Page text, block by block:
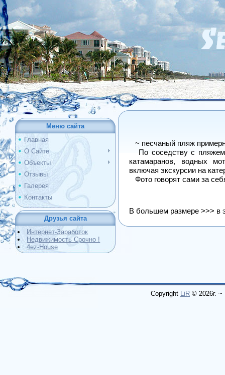
Меню сайта
Главная
О Сайте
Объекты
Отзывы
Галерея
Контакты
Друзья сайта
Интернет-Заработок
Недвижимость Срочно !
4ez-House
~ песчаный пляж
По соседству с пляжем
катамаранов, водных
включая экскурсии на
Фото говорят сами за
В большем размере >>> в
Copyright LiR © 2026г. ~